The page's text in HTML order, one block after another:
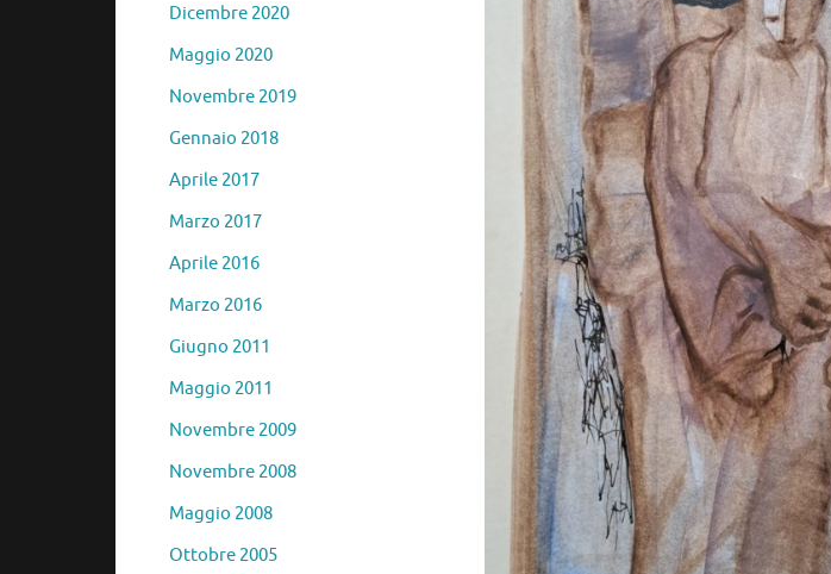
Dicembre 2020
Maggio 2020
Novembre 2019
Gennaio 2018
Aprile 2017
Marzo 2017
Aprile 2016
Marzo 2016
Giugno 2011
Maggio 2011
Novembre 2009
Novembre 2008
Maggio 2008
Ottobre 2005